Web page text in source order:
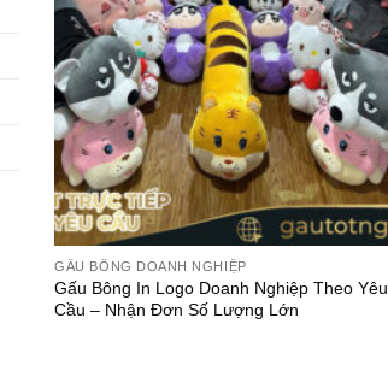
GẤU BÔNG DOANH NGHIỆP
Gấu Bông In Logo Doanh Nghiệp Theo Yêu
Cầu – Nhận Đơn Số Lượng Lớn